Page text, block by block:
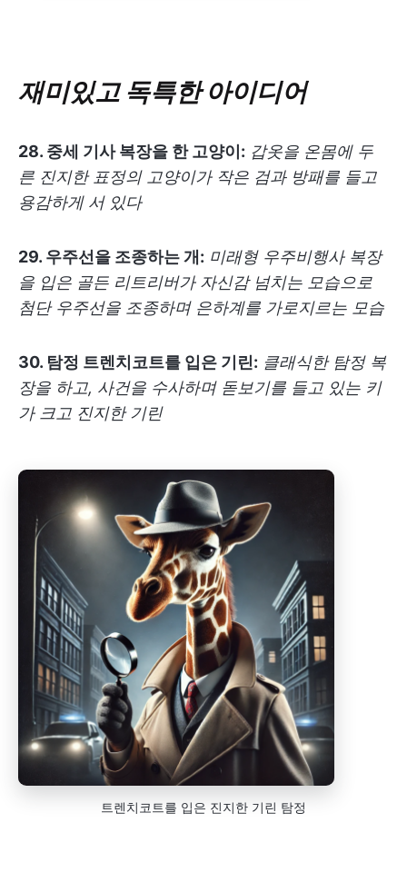
재미있고 독특한 아이디어
28. 중세 기사 복장을 한 고양이: 갑옷을 온몸에 두
른 진지한 표정의 고양이가 작은 검과 방패를 들고
용감하게 서 있다
29. 우주선을 조종하는 개: 미래형 우주비행사 복장
을 입은 골든 리트리버가 자신감 넘치는 모습으로
첨단 우주선을 조종하며 은하계를 가로지르는 모습
30. 탐정 트렌치코트를 입은 기린: 클래식한 탐정 복
장을 하고, 사건을 수사하며 돋보기를 들고 있는 키
가 크고 진지한 기린
트렌치코트를 입은 진지한 기린 탐정